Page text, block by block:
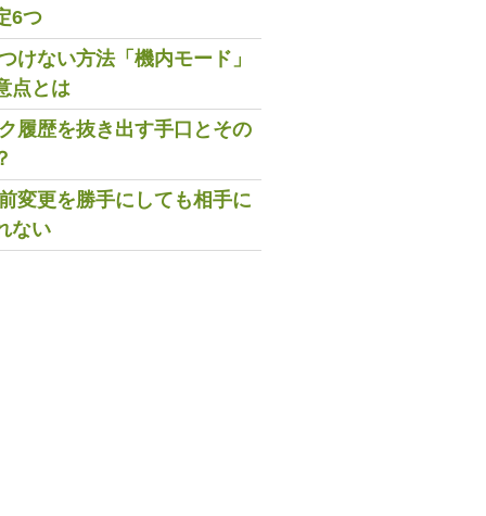
6つ
けない方法「機内モード」
点とは
履歴を抜き出す手口とその
変更を勝手にしても相手に
ない